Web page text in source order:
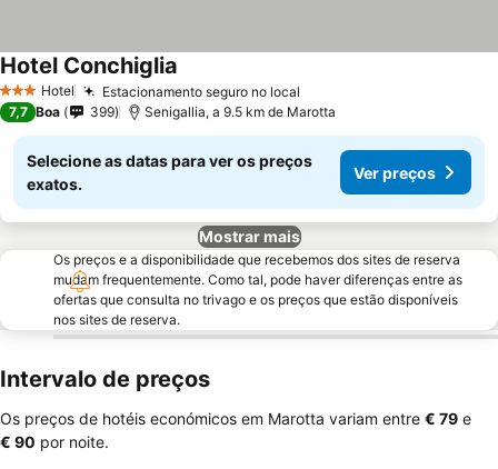
3 EstrelasHotel Estacionamento seguro no local
Hotel Conchiglia
7,7 Boa 399 Senigallia, a 9.5 km de Marotta
Selecione as datas para ver os preços
exatos.
Ver preços
Mostrar mais
Os preços e a disponibilidade que recebemos dos sites de reserva
mudam frequentemente. Como tal, pode haver diferenças entre as
ofertas que consulta no trivago e os preços que estão disponíveis
nos sites de reserva.
Intervalo de preços
Os preços de hotéis económicos em Marotta variam entre ‎€ 79 e
‎€ 90 por noite.